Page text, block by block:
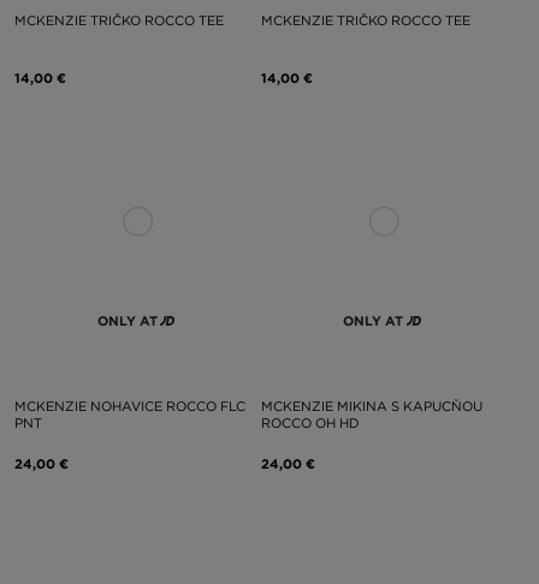
MCKENZIE TRIČKO ROCCO TEE
14,00 €
MCKENZIE TRIČKO ROCCO TEE
14,00 €
ONLY AT
MCKENZIE NOHAVICE ROCCO FLC
PNT
24,00 €
ONLY AT
MCKENZIE MIKINA S KAPUCŇOU
ROCCO OH HD
24,00 €